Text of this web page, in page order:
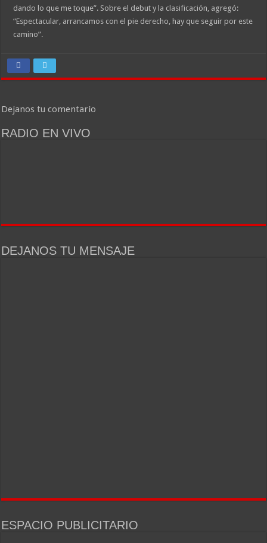
dando lo que me toque”. Sobre el debut y la clasificación, agregó:
“Espectacular, arrancamos con el pie derecho, hay que seguir por este
camino”.
Dejanos tu comentario
RADIO EN VIVO
DEJANOS TU MENSAJE
ESPACIO PUBLICITARIO